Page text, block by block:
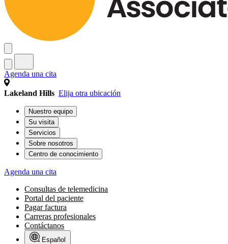
Agenda una cita
Lakeland Hills Elija otra ubicación
Nuestro equipo
Su visita
Servicios
Sobre nosotros
Centro de conocimiento
Agenda una cita
Consultas de telemedicina
Portal del paciente
Pagar factura
Carreras profesionales
Contáctanos
Español